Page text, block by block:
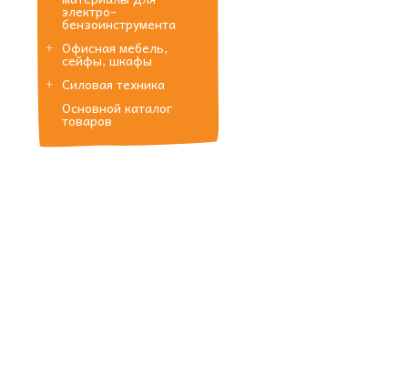
электро-
бензоинструмента
Офисная мебель,
сейфы, шкафы
Силовая техника
Основной каталог
товаров